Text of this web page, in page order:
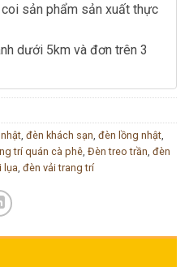
sản phẩm sản xuất thực
dưới 5km và đơn trên 3
đèn khách sạn đèn lồng nhật
trí quán cà phê Đèn treo trần đèn
lụa đèn vải trang trí